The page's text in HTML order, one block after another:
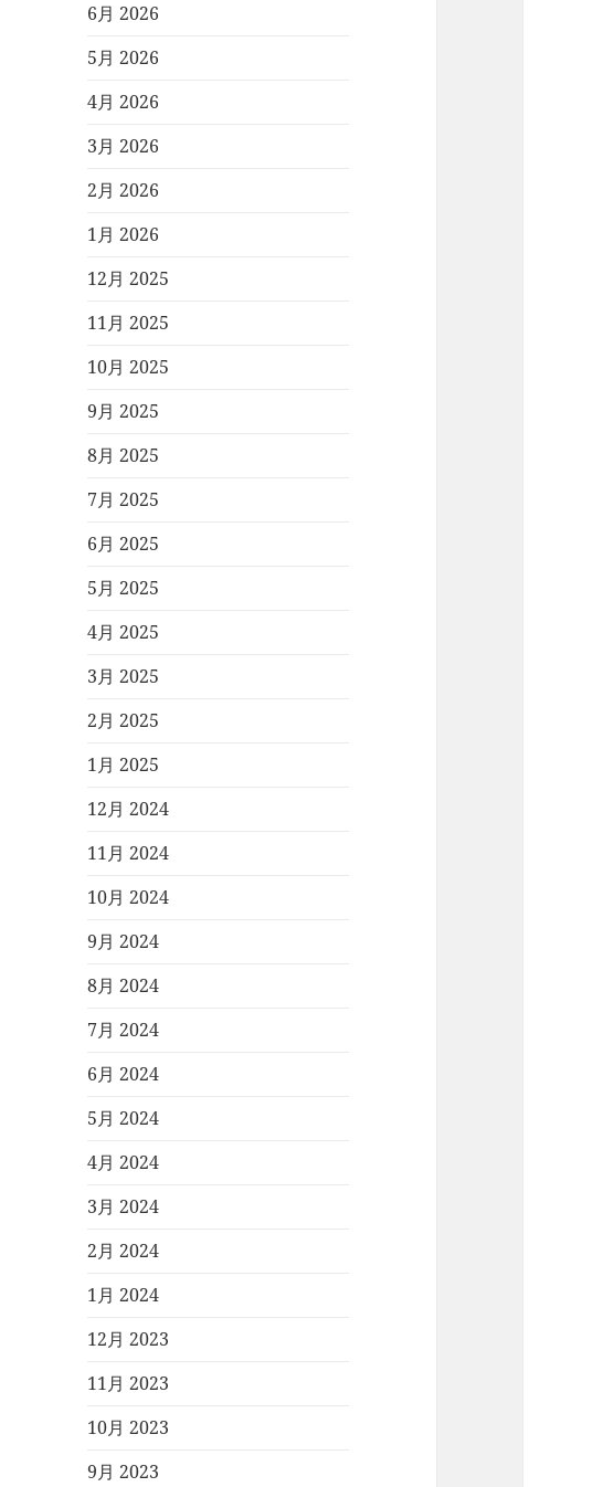
6月 2026
5月 2026
4月 2026
3月 2026
2月 2026
1月 2026
12月 2025
11月 2025
10月 2025
9月 2025
8月 2025
7月 2025
6月 2025
5月 2025
4月 2025
3月 2025
2月 2025
1月 2025
12月 2024
11月 2024
10月 2024
9月 2024
8月 2024
7月 2024
6月 2024
5月 2024
4月 2024
3月 2024
2月 2024
1月 2024
12月 2023
11月 2023
10月 2023
9月 2023